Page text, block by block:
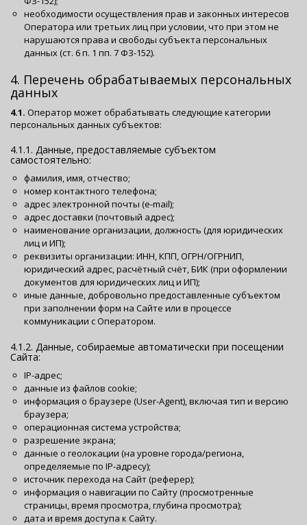
необходимости осуществления прав и законных интересов
Оператора или третьих лиц при условии, что при этом не
нарушаются права и свободы субъекта персональных
данных (ст. 6 п. 1 пп. 7 ФЗ-152).
4. Перечень обрабатываемых персональных
данных
4.1. Оператор может обрабатывать следующие категории
персональных данных субъектов:
4.1.1. Данные, предоставляемые субъектом
самостоятельно:
фамилия, имя, отчество;
номер контактного телефона;
адрес электронной почты (e-mail);
адрес доставки (почтовый адрес);
наименование организации, должность (для юридических
лиц и ИП);
реквизиты организации: ИНН, КПП, ОГРН/ОГРНИП,
юридический адрес, расчётный счёт, БИК (при оформлении
документов для юридических лиц и ИП);
иные данные, добровольно предоставленные субъектом
при заполнении форм на Сайте или в процессе
коммуникации с Оператором.
4.1.2. Данные, собираемые автоматически при посещении
Сайта:
IP-адрес;
данные из файлов cookie;
информация о браузере (User-Agent), включая тип и версию
браузера;
операционная система устройства;
разрешение экрана;
данные о геолокации (на уровне города/региона,
определяемые по IP-адресу);
источник перехода на Сайт (реферер);
информация о навигации по Сайту (просмотренные
страницы, время просмотра, глубина просмотра);
дата и время доступа к Сайту.